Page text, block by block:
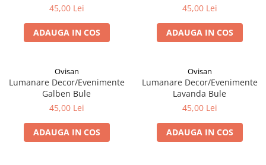
45,00 Lei
ADAUGA IN COS
45,00 Lei
ADAUGA IN COS
Ovisan
Lumanare Decor/Evenimente
Galben Bule
45,00 Lei
ADAUGA IN COS
Ovisan
Lumanare Decor/Evenimente
Lavanda Bule
45,00 Lei
ADAUGA IN COS